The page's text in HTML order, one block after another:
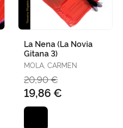
La Nena (La Novia
Gitana 3)
MOLA, CARMEN
20,90 €
19,86 €